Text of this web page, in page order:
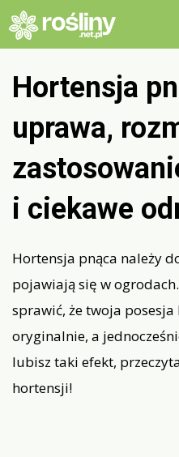
Przejdź
do
Hortensja
uprawa,
i ciekawe
Hortensja pnąca należy
pojawiają się w
sprawić, że twoja
oryginalnie, a
lubisz taki efekt,
hortensji!